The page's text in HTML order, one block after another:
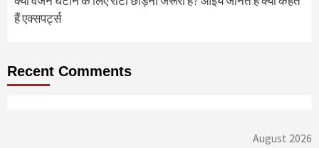
हैं एक्सपर्ट्स
Recent Comments
August 2026